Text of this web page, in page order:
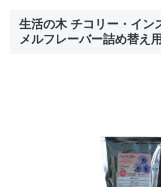
生活の木 チコリー・イン
メルフレーバー詰め替え